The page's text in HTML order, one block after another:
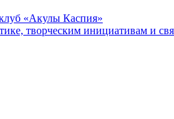
«Акулы Каспия»
творческим инициативам и